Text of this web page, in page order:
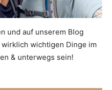
und auf unserem Blog
wichtigen Dinge im
& unterwegs sein!